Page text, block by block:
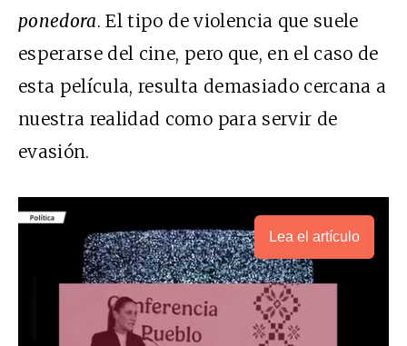
ponedora. El tipo de violencia que suele
esperarse del cine, pero que, en el caso de
esta película, resulta demasiado cercana a
nuestra realidad como para servir de
evasión.
Lea el artículo